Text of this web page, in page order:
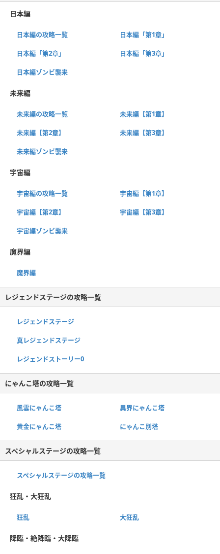
日本編
日本編の攻略一覧 日本編「第1章」
日本編「第2章」 日本編「第3章」
日本編ゾンビ襲来
未来編
未来編の攻略一覧 未来編【第1章】
未来編【第2章】 未来編【第3章】
未来編ゾンビ襲来
宇宙編
宇宙編の攻略一覧 宇宙編【第1章】
宇宙編【第2章】 宇宙編【第3章】
宇宙編ゾンビ襲来
魔界編
魔界編
レジェンドステージの攻略一覧
レジェンドステージ
真レジェンドステージ
レジェンドストーリー0
にゃんこ塔の攻略一覧
風雲にゃんこ塔 異界にゃんこ塔
黄金にゃんこ塔 にゃんこ別塔
スペシャルステージの攻略一覧
スペシャルステージの攻略一覧
狂乱・大狂乱
狂乱 大狂乱
降臨・絶降臨・大降臨